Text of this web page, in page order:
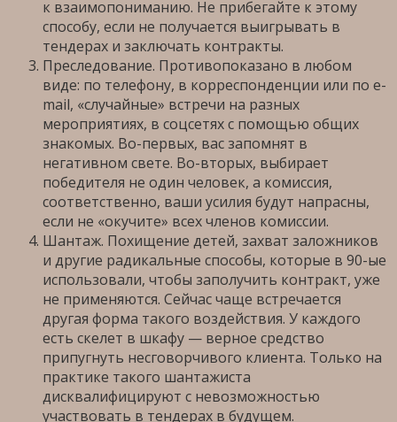
к взаимопониманию. Не прибегайте к этому
способу, если не получается выигрывать в
тендерах и заключать контракты.
Преследование. Противопоказано в любом
виде: по телефону, в корреспонденции или по e-
mail, «случайные» встречи на разных
мероприятиях, в соцсетях с помощью общих
знакомых. Во-первых, вас запомнят в
негативном свете. Во-вторых, выбирает
победителя не один человек, а комиссия,
соответственно, ваши усилия будут напрасны,
если не «окучите» всех членов комиссии.
Шантаж. Похищение детей, захват заложников
и другие радикальные способы, которые в 90-ые
использовали, чтобы заполучить контракт, уже
не применяются. Сейчас чаще встречается
другая форма такого воздействия. У каждого
есть скелет в шкафу — верное средство
припугнуть несговорчивого клиента. Только на
практике такого шантажиста
дисквалифицируют с невозможностью
участвовать в тендерах в будущем.